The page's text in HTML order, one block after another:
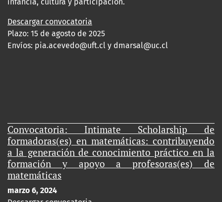
infancia, cultura y participación.
Descargar convocatoria
Plazo: 15 de agosto de 2025
Envíos: pia.acevedo@uft.cl y dmarsal@uc.cl
Convocatoria: Intimate Scholarship de
formadoras(es) en matemáticas: contribuyendo
a la generación de conocimiento práctico en la
formación y apoyo a profesoras(es) de
matemáticas
marzo 6, 2024